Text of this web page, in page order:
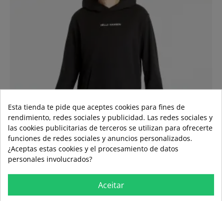
Esta tienda te pide que aceptes cookies para fines de
rendimiento, redes sociales y publicidad. Las redes sociales y
las cookies publicitarias de terceros se utilizan para ofrecerte
funciones de redes sociales y anuncios personalizados.
¿Aceptas estas cookies y el procesamiento de datos
personales involucrados?
Aceitar